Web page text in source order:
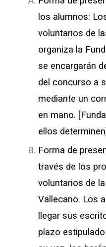
los alumnos:
voluntarios de
organiza la
se encargarán
del concurso a
mediante un
en mano.
ellos
Forma de
través de los
voluntarios de
Vallecano. Los
llegar sus
plazo